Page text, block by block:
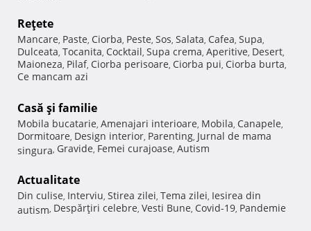
Reţete
Mancare, Paste, Ciorba, Peste, Sos, Salata, Cafea, Supa,
Dulceata, Tocanita, Cocktail, Supa crema, Aperitive, Desert,
Maioneza, Pilaf, Ciorba perisoare, Ciorba pui, Ciorba burta,
Ce mancam azi
Casă şi familie
Mobila bucatarie, Amenajari interioare, Mobila, Canapele,
Dormitoare, Design interior, Parenting, Jurnal de mama
singura, Gravide, Femei curajoase, Autism
Actualitate
Din culise, Interviu, Stirea zilei, Tema zilei, Iesirea din
autism, Despărţiri celebre, Vesti Bune, Covid-19, Pandemie